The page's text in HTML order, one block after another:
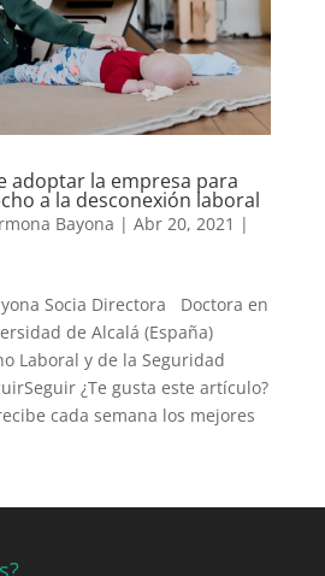
adoptar la empresa para
a la desconexión laboral
Bayona | Abr 20, 2021 |
Socia Directora Doctora en
de Alcalá (España)
Laboral y de la Seguridad
¿Te gusta este artículo?
cada semana los mejores